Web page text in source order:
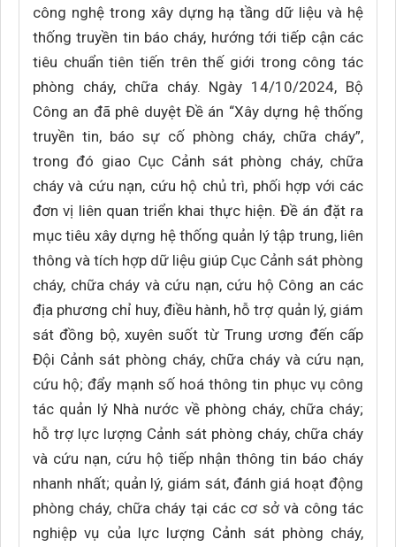
công nghệ trong xây dựng hạ tầng dữ liệu và hệ
thống truyền tin báo cháy, hướng tới tiếp cận các
tiêu chuẩn tiên tiến trên thế giới trong công tác
phòng cháy, chữa cháy. Ngày 14/10/2024, Bộ
Công an đã phê duyệt Đề án “Xây dựng hệ thống
truyền tin, báo sự cố phòng cháy, chữa cháy”,
trong đó giao Cục Cảnh sát phòng cháy, chữa
cháy và cứu nạn, cứu hộ chủ trì, phối hợp với các
đơn vị liên quan triển khai thực hiện. Đề án đặt ra
mục tiêu xây dựng hệ thống quản lý tập trung, liên
thông và tích hợp dữ liệu giúp Cục Cảnh sát phòng
cháy, chữa cháy và cứu nạn, cứu hộ Công an các
địa phương chỉ huy, điều hành, hỗ trợ quản lý, giám
sát đồng bộ, xuyên suốt từ Trung ương đến cấp
Đội Cảnh sát phòng cháy, chữa cháy và cứu nạn,
cứu hộ; đẩy mạnh số hoá thông tin phục vụ công
tác quản lý Nhà nước về phòng cháy, chữa cháy;
hỗ trợ lực lượng Cảnh sát phòng cháy, chữa cháy
và cứu nạn, cứu hộ tiếp nhận thông tin báo cháy
nhanh nhất; quản lý, giám sát, đánh giá hoạt động
phòng cháy, chữa cháy tại các cơ sở và công tác
nghiệp vụ của lực lượng Cảnh sát phòng cháy,